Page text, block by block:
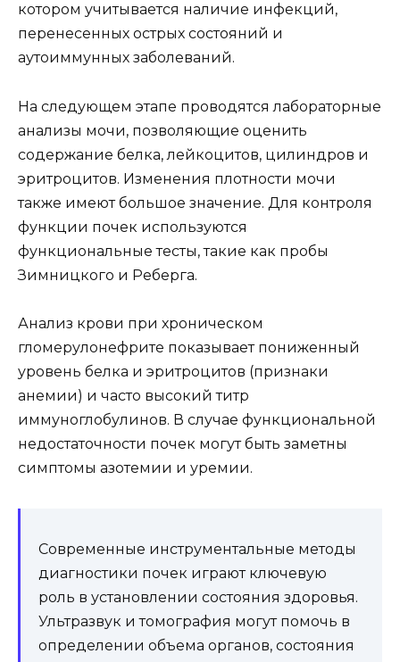
котором учитывается наличие инфекций,
перенесенных острых состояний и
аутоиммунных заболеваний.
На следующем этапе проводятся лабораторные
анализы мочи, позволяющие оценить
содержание белка, лейкоцитов, цилиндров и
эритроцитов. Изменения плотности мочи
также имеют большое значение. Для контроля
функции почек используются
функциональные тесты, такие как пробы
Зимницкого и Реберга.
Анализ крови при хроническом
гломерулонефрите показывает пониженный
уровень белка и эритроцитов (признаки
анемии) и часто высокий титр
иммуноглобулинов. В случае функциональной
недостаточности почек могут быть заметны
симптомы азотемии и уремии.
Современные инструментальные методы
диагностики почек играют ключевую
роль в установлении состояния здоровья.
Ультразвук и томография могут помочь в
определении объема органов, состояния